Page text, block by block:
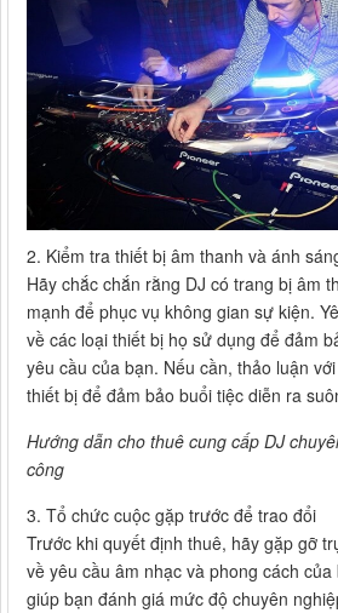
2. Kiểm tra thiết bị âm thanh và ánh
Hãy chắc chắn rằng DJ có trang bị âm
mạnh để phục vụ không gian sự kiện.
về các loại thiết bị họ sử dụng để đảm
yêu cầu của bạn. Nếu cần, thảo luận
thiết bị để đảm bảo buổi tiệc diễn ra
Hướng dẫn cho thuê cung cấp DJ
công
3. Tổ chức cuộc gặp trước để trao đổi
Trước khi quyết định thuê, hãy gặp gỡ
về yêu cầu âm nhạc và phong cách
giúp bạn đánh giá mức độ chuyên